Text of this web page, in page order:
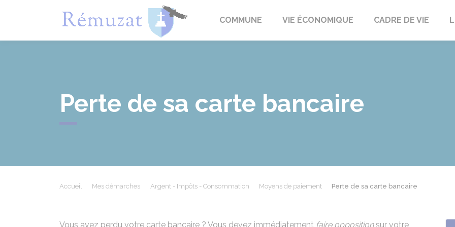
RémuzatCOMMUNE VIE ÉCONOMIQUE CADRE DE VIE
Perte de sa carte bancaire
Accueil Mes démarches Argent - Impôts - Consommation Moyens de paiement Perte de sa carte bancaire
Vous avez perdu votre carte bancaire ? Vous devez immédiatement faire oppositionsur votre